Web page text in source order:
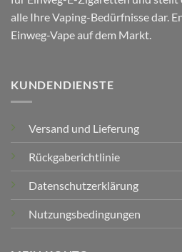
alle Ihre Vaping-Bedürfnisse dar.
Einweg-Vape auf dem Markt.
KUNDENDIENSTE
Versand und Lieferung
Rückgaberichtlinie
Datenschutzerklärung
Nutzungsbedingungen